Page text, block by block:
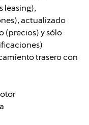
leasing),
actualizado
(precios) y sólo
trasero con